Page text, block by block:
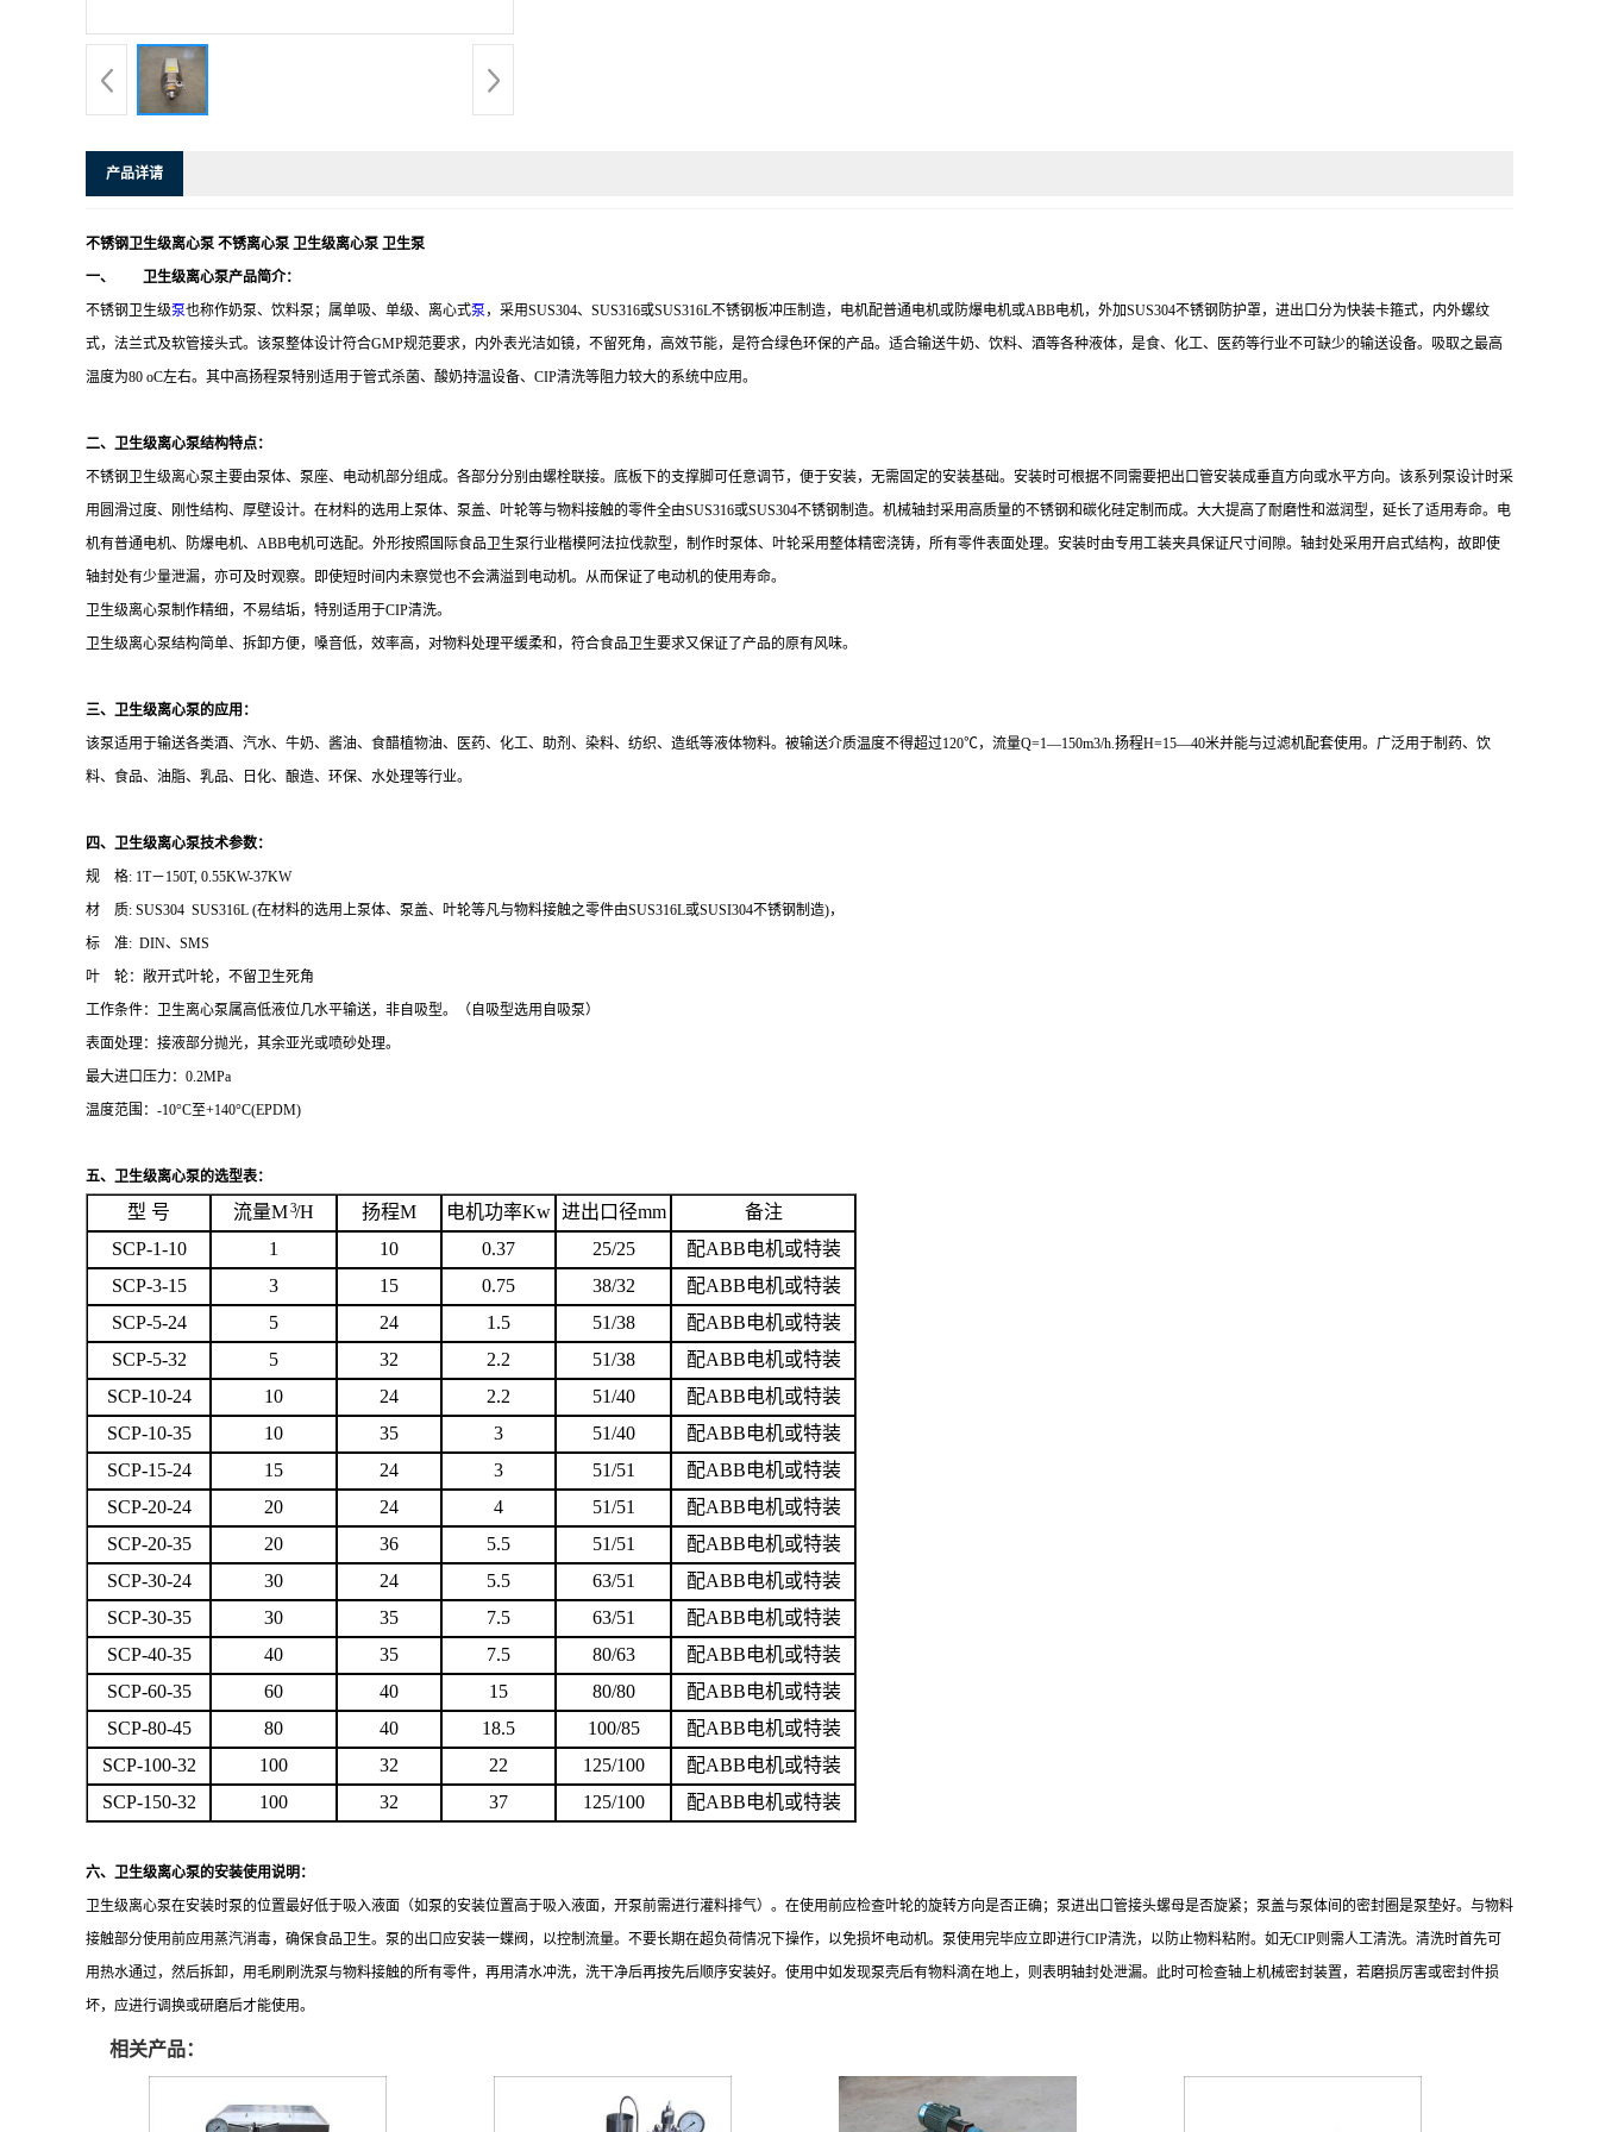
产品详请
不锈钢卫生级离心泵 不锈离心泵 卫生级离心泵 卫生泵
一、 卫生级离心泵产品简介：
不锈钢卫生级泵也称作奶泵、饮料泵；属单吸、单级、离心式泵，采用SUS304、 SUS316或SUS316L不锈钢板冲压制造，电机配普通电机或防爆电机或ABB电机，外加SUS304不锈钢防护罩，进出口分为快装卡箍式，内外螺纹
式，法兰式及软管接头式。该泵整体设计符合GMP规范要求，内外表光洁如镜，不留死角，高效节能，是符合绿色环保的产品。适合输送牛奶、饮料、酒等各种液体，是食、化工、医药等行业不可缺少的输送设备。吸取之最高
温度为80 oC左右。其中高扬程泵特别适用于管式杀菌、酸奶持温设备、 CIP清洗等阻力较大的系统中应用。
二、卫生级离心泵结构特点：
不锈钢卫生级离心泵主要由泵体、泵座、电动机部分组成。各部分分别由螺栓联接。底板下的支撑脚可任意调节，便于安装，无需固定的安装基础。安装时可根据不同需要把出口管安装成垂直方向或水平方向。该系列泵设计时采
用圆滑过度、刚性结构、厚壁设计。在材料的选用上泵体、泵盖、叶轮等与物料接触的零件全由SUS316或SUS304不锈钢制造。机械轴封采用高质量的不锈钢和碳化硅定制而成。大大提高了耐磨性和滋润型，延长了适用寿命。电
机有普通电机、防爆电机、 ABB电机可选配。外形按照国际食品卫生泵行业楷模阿法拉伐款型，制作时泵体、叶轮采用整体精密浇铸，所有零件表面处理。安装时由专用工装夹具保证尺寸间隙。轴封处采用开启式结构，故即使
轴封处有少量泄漏，亦可及时观察。即使短时间内未察觉也不会满溢到电动机。从而保证了电动机的使用寿命。
卫生级离心泵制作精细，不易结垢，特别适用于CIP清洗。
卫生级离心泵结构简单、拆卸方便，嗓音低，效率高，对物料处理平缓柔和，符合食品卫生要求又保证了产品的原有风味。
三、卫生级离心泵的应用：
该泵适用于输送各类酒、汽水、牛奶、酱油、食醋植物油、医药、化工、助剂、染料、纺织、造纸等液体物料。被输送介质温度不得超过120℃，流量Q=1—150m3/h.扬程H=15—40米并能与过滤机配套使用。广泛用于制药、饮
料、食品、油脂、乳品、日化、酿造、环保、水处理等行业。
四、卫生级离心泵技术参数：
规
格: 1T－150T, 0.55KW-37KW
材
质: SUS304 SUS316L (在材料的选用上泵体、泵盖、叶轮等凡与物料接触之零件由SUS316L或SUSI304不锈钢制造)，
标
准: DIN、 SMS
叶
轮：敞开式叶轮，不留卫生死角
工作条件：卫生离心泵属高低液位几水平输送，非自吸型。（自吸型选用自吸泵）
表面处理：接液部分抛光，其余亚光或喷砂处理。
最大进口压力： 0.2MPa
温度范围： -10°C至+140°C(EPDM)
五、卫生级离心泵的选型表：
型 号 流量M3/H 扬程M 电机功率Kw 进出口径mm
备注
SCP-1-10
1 10 0.37 25/25 配ABB电机或特装
SCP-3-15
3 15 0.75 38/32 配ABB电机或特装
SCP-5-24
5 24 1.5 51/38 配ABB电机或特装
SCP-5-32
5 32 2.2 51/38 配ABB电机或特装
SCP-10-24
10 24 2.2 51/40 配ABB电机或特装
SCP-10-35
10 35 3 51/40 配ABB电机或特装
SCP-15-24
15 24 3 51/51 配ABB电机或特装
SCP-20-24
20 24 4 51/51 配ABB电机或特装
SCP-20-35
20 36 5.5 51/51 配ABB电机或特装
SCP-30-24
30 24 5.5 63/51 配ABB电机或特装
SCP-30-35
30 35 7.5 63/51 配ABB电机或特装
SCP-40-35
40 35 7.5 80/63 配ABB电机或特装
SCP-60-35
60 40 15 80/80 配ABB电机或特装
SCP-80-45
80 40 18.5 100/85 配ABB电机或特装
SCP-100-32
100 32 22 125/100 配ABB电机或特装
SCP-150-32
100 32 37 125/100 配ABB电机或特装
六、卫生级离心泵的安装使用说明：
卫生级离心泵在安装时泵的位置最好低于吸入液面（如泵的安装位置高于吸入液面，开泵前需进行灌料排气）。在使用前应检查叶轮的旋转方向是否正确；泵进出口管接头螺母是否旋紧；泵盖与泵体间的密封圈是泵垫好。与物料
接触部分使用前应用蒸汽消毒，确保食品卫生。泵的出口应安装一蝶阀，以控制流量。不要长期在超负荷情况下操作，以免损坏电动机。泵使用完毕应立即进行CIP清洗，以防止物料粘附。如无CIP则需人工清洗。清洗时首先可
用热水通过，然后拆卸，用毛刷刷洗泵与物料接触的所有零件，再用清水冲洗，洗干净后再按先后顺序安装好。使用中如发现泵壳后有物料滴在地上，则表明轴封处泄漏。此时可检查轴上机械密封装置，若磨损厉害或密封件损
坏，应进行调换或研磨后才能使用。
相关产品：